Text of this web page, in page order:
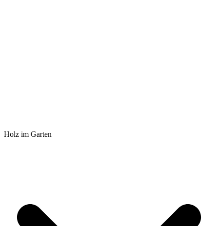
Holz im Garten